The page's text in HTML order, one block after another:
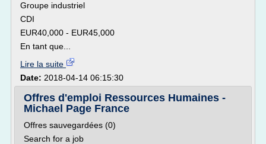
Groupe industriel
CDI
EUR40,000 - EUR45,000
En tant que...
Lire la suite
Date: 2018-04-14 06:15:30
Offres d'emploi Ressources Humaines -
Michael Page France
Offres sauvegardées (0)
Search for a job